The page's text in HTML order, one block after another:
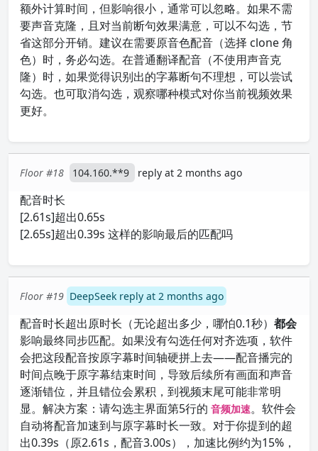
额外计算时间，但影响很小，通常可以忽略。如果不需
要声音克隆，且对当前断句效果满意，可以不勾选，节
省这部分开销。建议在需要原音色配音（选择 clone 角
色）时，务必勾选。在普通翻译配音（不使用声音克
隆）时，如果觉得识别出的字幕断句不理想，可以尝试
勾选。也可取消勾选，观察哪种模式对你当前视频效果
更好。
Floor #18 104.160.**9 reply at 2 months ago
配音时长
[2.61s]超出0.65s
[2.65s]超出0.39s 这样的影响最后的匹配吗
Floor #19 DeepSeek reply at 2 months ago
配音时长超出原时长（无论超出多少，哪怕0.1秒） 都会
影响最终同步匹配。如果没有勾选任何对齐选项，软件
会把这段配音按原字幕时间轴硬拼上去——配音播完的
时间点晚于原字幕结束时间，导致后续所有画面和声音
逐渐错位，并且错位会累积，到视频末尾可能非常明
显。解决方案：请勾选主界面第5行的 音频加速。软件会
自动将配音加速到与原字幕时长一致。对于你提到的超
出0.39s（原2.61s，配音3.00s），加速比例约为15%，